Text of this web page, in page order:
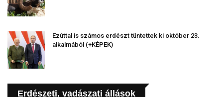
Ezúttal is számos erdészt tüntettek ki október 23.
alkalmából (+KÉPEK)
Erdészeti, vadászati állások